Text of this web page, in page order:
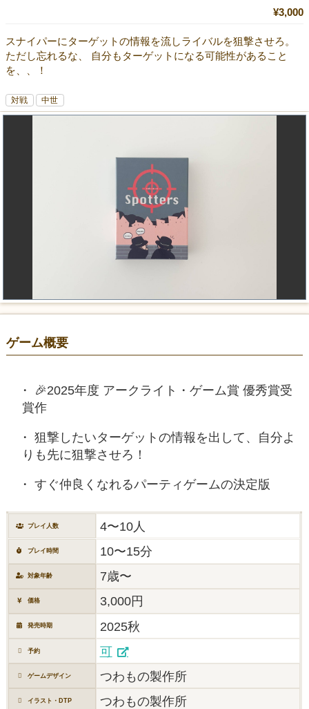
¥3,000
スナイパーにターゲットの情報を流しライバルを狙撃させろ。
ただし忘れるな、 自分もターゲットになる可能性があること
を、、！
対戦 中世
ゲーム概要
🎉2025年度 アークライト・ゲーム賞 優秀賞受
賞作
狙撃したいターゲットの情報を出して、自分よ
りも先に狙撃させろ！
すぐ仲良くなれるパーティゲームの決定版
プレイ人数 4〜10人
プレイ時間 10〜15分
対象年齢 7歳〜
価格 3,000円
発売時期 2025秋
予約 可
ゲームデザイン つわもの製作所
イラスト・DTP つわもの製作所